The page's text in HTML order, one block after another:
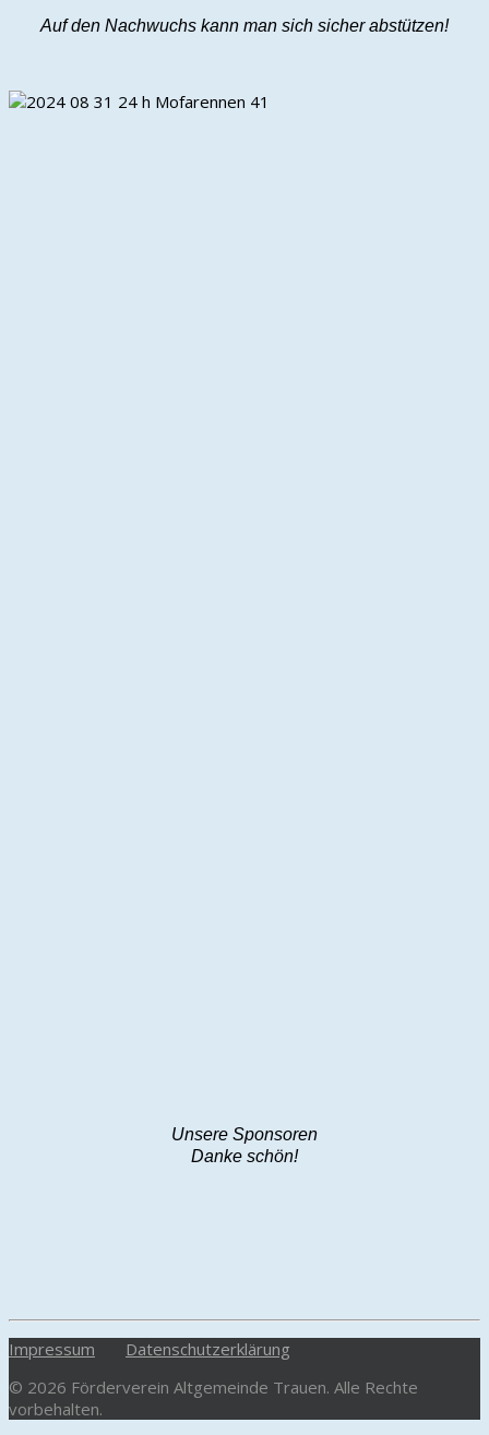
Auf den Nachwuchs kann man sich sicher abstützen!
Unsere Sponsoren
Danke schön!
Impressum
Datenschutzerklärung
© 2026 Förderverein Altgemeinde Trauen. Alle Rechte
vorbehalten.